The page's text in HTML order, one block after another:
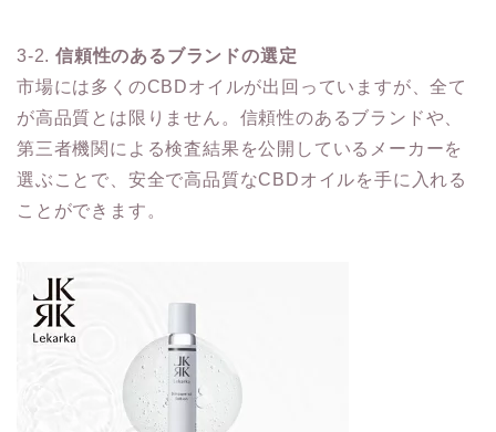
3-2. 信頼性のあるブランドの選定
市場には多くのCBDオイルが出回っていますが、全て
が高品質とは限りません。信頼性のあるブランドや、
第三者機関による検査結果を公開しているメーカーを
選ぶことで、安全で高品質なCBDオイルを手に入れる
ことができます。